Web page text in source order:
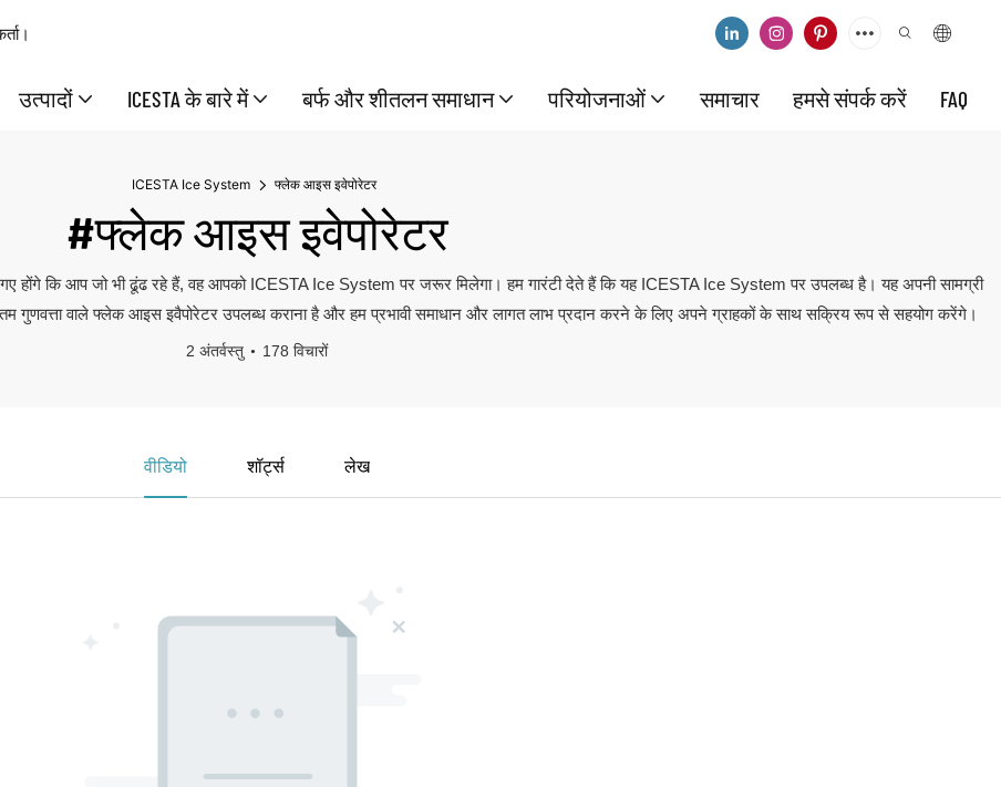
उत्पादों ICESTA के बारे में बर्फ और शीतलन समाधान परियोजनाओं समाचार हमसे संपर्क करें FAQ
ICESTA Ice System फ्लेक आइस इवेपोरेटर
#फ्लेक आइस इवेपोरेटर
कि आप जो भी ढूंढ रहे हैं, वह आपको ICESTA Ice System पर जरूर मिलेगा। हम गारंटी देते हैं कि यह ICESTA Ice System पर उपलब्ध है। यह अपनी सामग्री
गुणवत्ता वाले फ्लेक आइस इवैपोरेटर उपलब्ध कराना है और हम प्रभावी समाधान और लागत लाभ प्रदान करने के लिए अपने ग्राहकों के साथ सक्रिय रूप से सहयोग करेंगे।
2 अंतर्वस्तु 178 विचारों
वीडियो शॉर्ट्स लेख